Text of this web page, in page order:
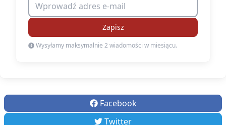
Zapisz
Wysyłamy maksymalnie 2 wiadomości w miesiącu.
Facebook
Twitter